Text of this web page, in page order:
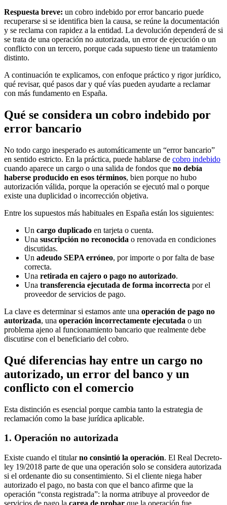
Respuesta breve: un cobro indebido por error bancario puede
recuperarse si se identifica bien la causa, se reúne la documentación
y se reclama con rapidez a la entidad. La devolución dependerá de si
se trata de una operación no autorizada, un error de ejecución o un
conflicto con un tercero, porque cada supuesto tiene un tratamiento
distinto.
A continuación te explicamos, con enfoque práctico y rigor jurídico,
qué revisar, qué pasos dar y qué vías pueden ayudarte a reclamar
con más fundamento en España.
Qué se considera un cobro indebido por
error bancario
No todo cargo inesperado es automáticamente un “error bancario”
en sentido estricto. En la práctica, puede hablarse de cobro indebido
cuando aparece un cargo o una salida de fondos que no debía
haberse producido en esos términos, bien porque no hubo
autorización válida, porque la operación se ejecutó mal o porque
existe una duplicidad o incorrección objetiva.
Entre los supuestos más habituales en España están los siguientes:
Un cargo duplicado en tarjeta o cuenta.
Una suscripción no reconocida o renovada en condiciones
discutidas.
Un adeudo SEPA erróneo, por importe o por falta de base
correcta.
Una retirada en cajero o pago no autorizado.
Una transferencia ejecutada de forma incorrecta por el
proveedor de servicios de pago.
La clave es determinar si estamos ante una operación de pago no
autorizada, una operación incorrectamente ejecutada o un
problema ajeno al funcionamiento bancario que realmente debe
discutirse con el beneficiario del cobro.
Qué diferencias hay entre un cargo no
autorizado, un error del banco y un
conflicto con el comercio
Esta distinción es esencial porque cambia tanto la estrategia de
reclamación como la base jurídica aplicable.
1. Operación no autorizada
Existe cuando el titularno consintió la operación. El Real Decreto-
ley 19/2018 parte de que una operación solo se considera autorizada
si el ordenante dio su consentimiento. Si el cliente niega haber
autorizado el pago, no basta con que el banco afirme que la
operación “consta registrada”: la norma atribuye al proveedor de